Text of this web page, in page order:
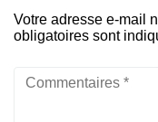
Votre adresse e-mail
obligatoires sont